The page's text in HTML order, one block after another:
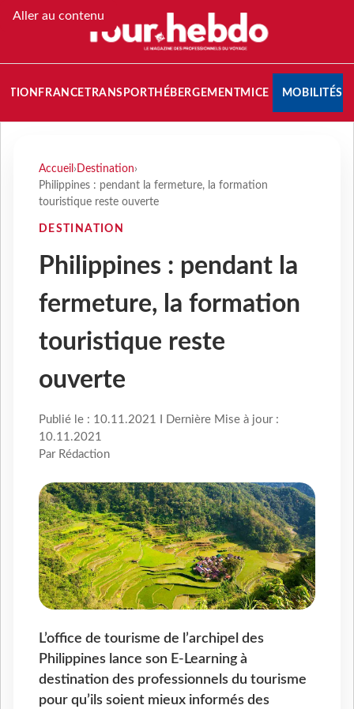
Aller au contenu
FRANCETRANSPORT HÉBERGEMENTMICE MOBILITÉS
Accueil › Destination›
Philippines : pendant la fermeture, la formation
touristique reste ouverte
DESTINATION
Philippines : pendant la
fermeture, la formation
touristique reste
ouverte
Publié le : 10.11.2021 I Dernière Mise à jour :
10.11.2021
Par Rédaction
L’office de tourisme de l’archipel des
Philippines lance son E-Learning à
destination des professionnels du tourisme
pour qu’ils soient mieux informés des